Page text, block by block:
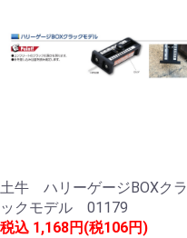
土牛 ハリーゲージBOXクラ
ックモデル 01179
税込 1,168円(税106円)